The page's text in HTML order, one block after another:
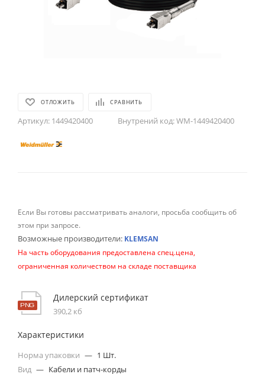
ОТЛОЖИТЬ СРАВНИТЬ
Артикул: 1449420400 Внутрений код:WM-1449420400
Если Вы готовы рассматривать аналоги, просьба сообщить об
этом при запросе.
Возможные производители: KLEMSAN
На часть оборудования предоставлена спец.цена,
ограниченная количеством на складе поставщика
Дилерский сертификат
390,2 кб
Характеристики
Норма упаковки — 1 Шт.
Вид — Кабели и патч-корды